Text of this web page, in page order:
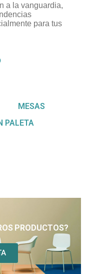
a la vanguardia,
para tus
MESAS
PALETA
PRODUCTOS?